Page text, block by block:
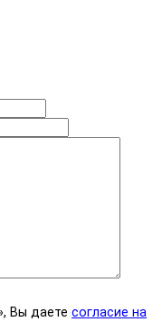
Вы даете согласие на